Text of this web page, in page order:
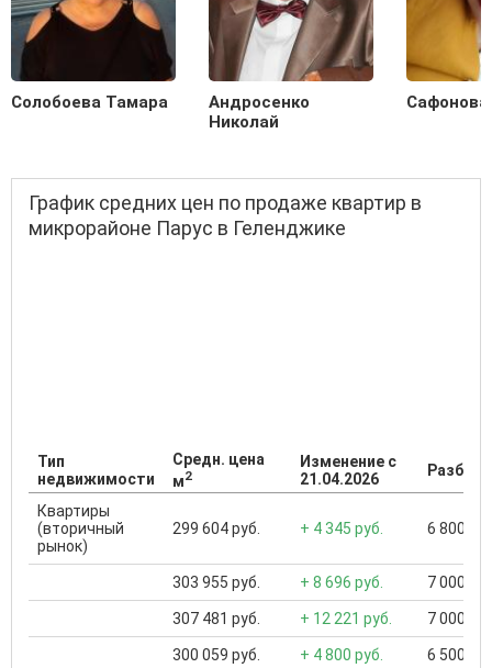
Солобоева Тамара
Андросенко
Николай
График средних цен по продаже квартир в
микрорайоне Парус в Геленджике
Тип
недвижимости
Средн. цена
м2
Изменение с
21.04.2026
Квартиры
(вторичный
рынок)
299 604 руб. + 4 345 руб. 6 800
303 955 руб. + 8 696 руб. 7 000
307 481 руб. + 12 221 руб. 7 000
300 059 руб. + 4 800 руб. 6 500